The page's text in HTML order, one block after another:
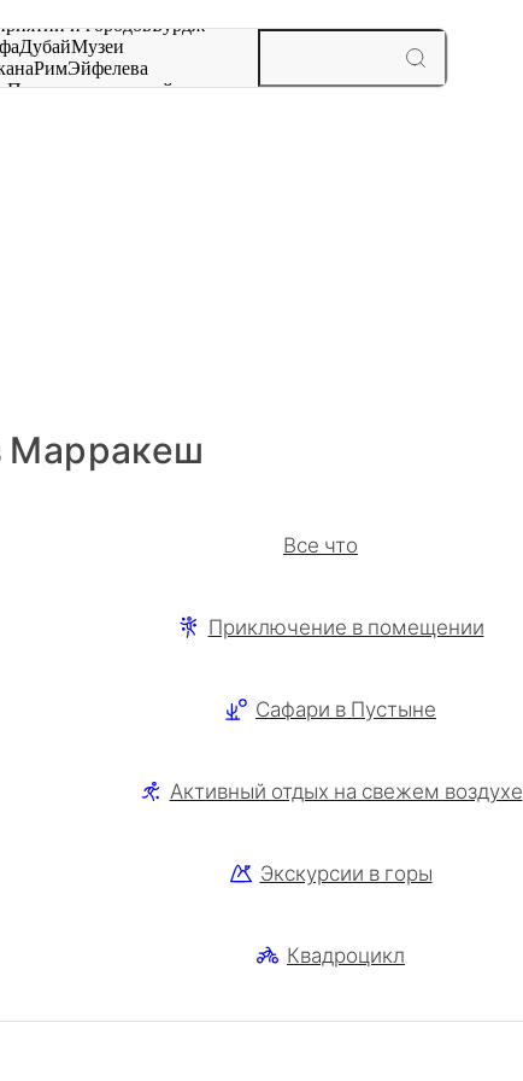
и городовБурдж-
ДубайМузеи
РимЭйфелева
Парижмероприятий и
Марракеш
Все что
Приключение в помещении
Сафари в Пустыне
Активный отдых на свежем воздухе
Экскурсии в горы
Квадроцикл